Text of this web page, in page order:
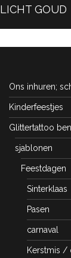
PREVIOUS
LICHT GOUD
Ons inhuren;
Kinderfeestjes
Glittertattoo
sjablonen
Feestdagen
Sinterklaas
Pasen
carnaval
Kerstmis /